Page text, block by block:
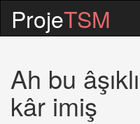
ProjeTSM
Ah bu
kâr imiş